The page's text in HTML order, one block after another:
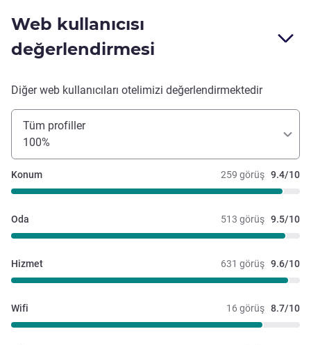
Web kullanıcısı
değerlendirmesi
Diğer web kullanıcıları otelimizi değerlendirmektedir
Tüm profiller
100%
259 görüş 9.4/10
Konum
513 görüş 9.5/10
Oda
631 görüş 9.6/10
Hizmet
16 görüş 8.7/10
Wifi